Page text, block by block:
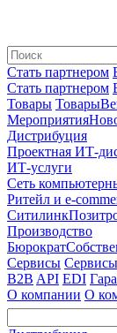
Стать партнером
Стать партнером
Товары Товары
Мероприятия
Дистрибуция
Проектная ИТ-
ИТ-услуги
Сеть
Ритейл и e-
Ситилинк
Производство
Бюрократ
Сервисы Сервисы
B2B API EDI
О компании О